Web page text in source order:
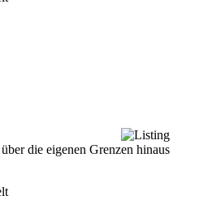
die eigenen Grenzen hinaus